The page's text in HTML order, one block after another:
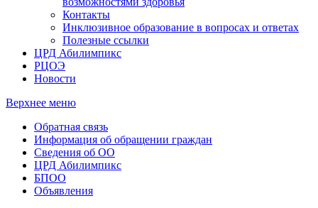
Контакты
Инклюзивное образование в вопросах и ответах
Полезные ссылки
ЦРД Абилимпикс
РЦОЭ
Новости
Верхнее меню
Обратная связь
Информация об обращении граждан
Сведения об ОО
ЦРД Абилимпикс
БПОО
Объявления